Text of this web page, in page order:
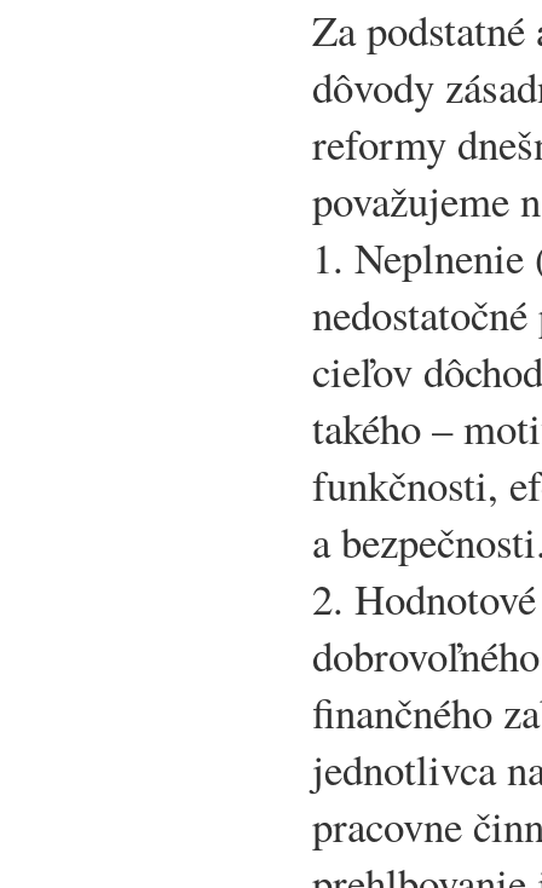
Za
dôvody
reformy
považujeme
1.
cieľov
takého –
funkčnosti,
a
2.
finančného
jednotlivca
pracovne